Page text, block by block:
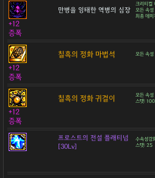
만병을 잉태한 역병의 심장
크리티컬
모든 속
최종 데
+12
증폭
칠흑의 정화 마법석 모든 속
+12
증폭
칠흑의 정화 귀걸이
모든 속
스탯: 100
+12
증폭
프로스트의 전설 플래티넘
[30Lv]
수속성강
스탯: 25